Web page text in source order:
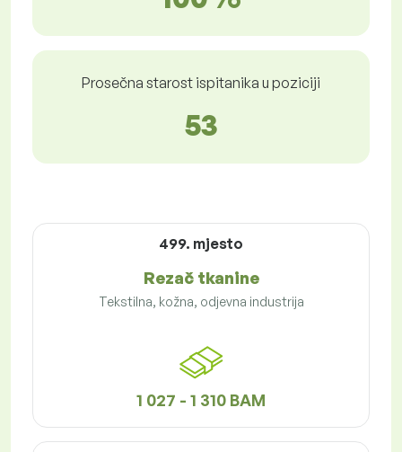
Prosečna starost ispitanika u poziciji
53
499. mjesto
Rezač tkanine
Tekstilna, kožna, odjevna industrija
1 027 - 1 310 BAM